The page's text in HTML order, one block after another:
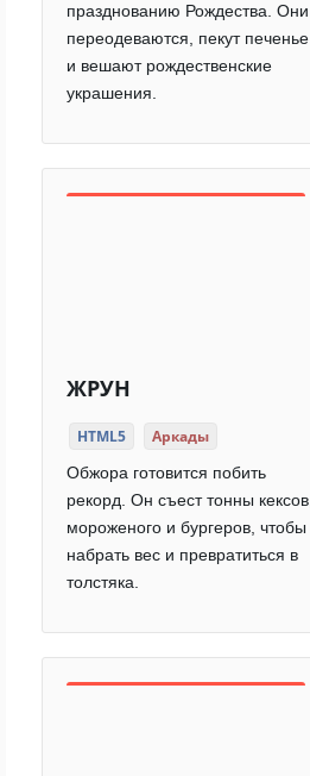
празднованию Рождества. Они
переодеваются, пекут печенье
и вешают рождественские
украшения.
ЖРУН
HTML5 Аркады
Обжора готовится побить
рекорд. Он съест тонны кексов,
мороженого и бургеров, чтобы
набрать вес и превратиться в
толстяка.